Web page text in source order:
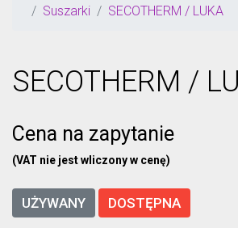
Suszarki
SECOTHERM / LUKA
SECOTHERM /
Cena na zapytanie
(VAT nie jest wliczony w cenę)
UŻYWANY DOSTĘPNA